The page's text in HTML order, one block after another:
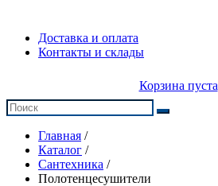
Доставка и оплата
Контакты и склады
Корзина пуста
Главная /
Каталог /
Сантехника /
Полотенцесушители